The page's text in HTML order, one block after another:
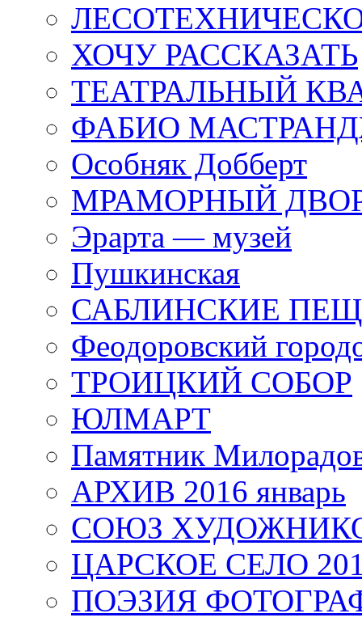
ХОЧУ РАССКАЗАТЬ
ТЕАТРАЛЬНЫЙ
ФАБИО
Особняк Добберт
МРАМОРНЫЙ
Эрарта — музей
Пушкинская
САБЛИНСКИЕ
Феодоровский
ТРОИЦКИЙ СОБОР
ЮЛМАРТ
Памятник
АРХИВ 2016 январь
СОЮЗ
ЦАРСКОЕ СЕЛО
ПОЭЗИЯ